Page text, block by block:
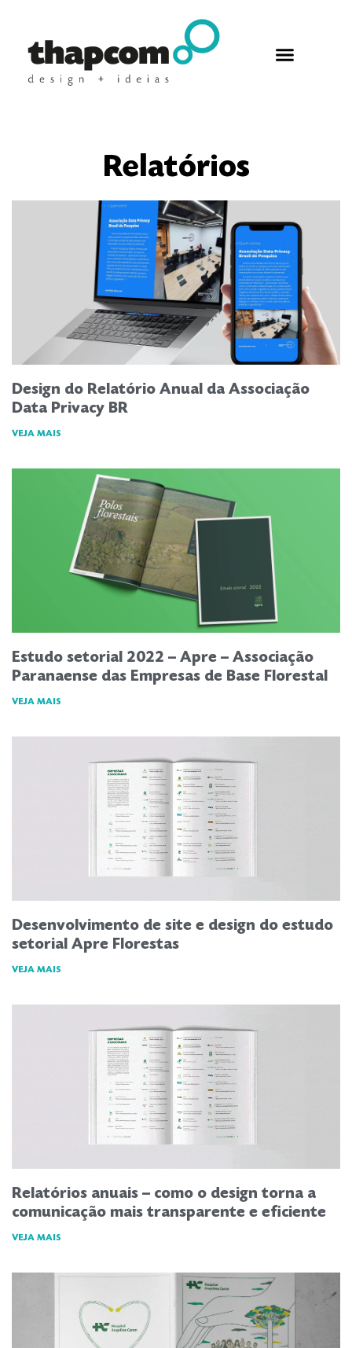
Relatórios
Design do Relatório Anual da Associação
Data Privacy BR
VEJA MAIS
Estudo setorial 2022 – Apre – Associação
Paranaense das Empresas de Base Florestal
VEJA MAIS
Desenvolvimento de site e design do estudo
setorial Apre Florestas
VEJA MAIS
Relatórios anuais – como o design torna a
comunicação mais transparente e eficiente
VEJA MAIS